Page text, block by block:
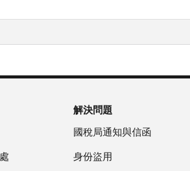
解決問題
國稅局通知與信函
身份盜用